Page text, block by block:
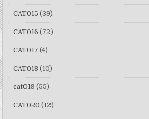
CAT015 (39)
CAT016 (72)
CAT017 (4)
CAT018 (10)
cat019 (55)
CAT020 (12)